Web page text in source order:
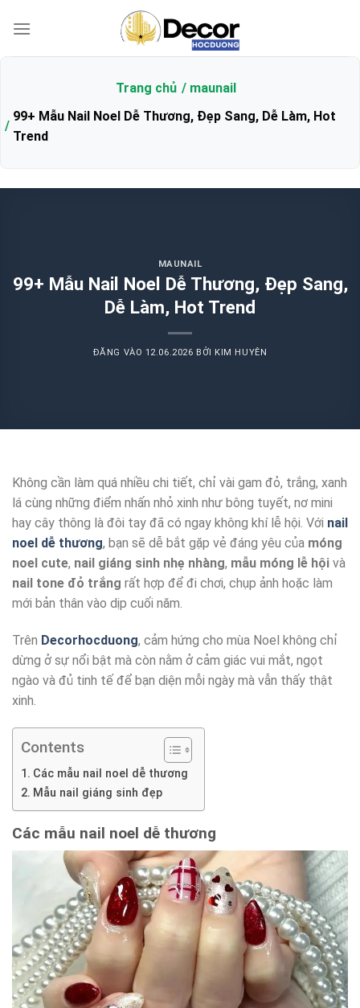
qua
Trang chủ
maunail
99+ Mẫu Nail Noel Dễ Thương, Đẹp Sang, Dễ Làm, Hot
Trend
MAUNAIL
99+ Mẫu Nail Noel Dễ Thương, Đẹp Sang,
Dễ Làm, Hot Trend
ĐĂNG VÀO 12.06.2026 BỞI KIM HUYÊN
Không cần làm quá nhiều chi tiết, chỉ vài gam đỏ, trắng, xanh
lá cùng những điểm nhấn nhỏ xinh như bông tuyết, nơ mini
hay cây thông là đôi tay đã có ngay không khí lễ hội. Với nail
noel dễ thương, bạn sẽ dễ bắt gặp vẻ đáng yêu của móng
noel cute, nail giáng sinh nhẹ nhàng, mẫu móng lễ hội và
nail tone đỏ trắng rất hợp để đi chơi, chụp ảnh hoặc làm
mới bản thân vào dịp cuối năm.
Trên Decorhocduong, cảm hứng cho mùa Noel không chỉ
dừng ở sự nổi bật mà còn nằm ở cảm giác vui mắt, ngọt
ngào và đủ tinh tế để bạn diện mỗi ngày mà vẫn thấy thật
xinh.
Contents
Các mẫu nail noel dễ thương
Mẫu nail giáng sinh đẹp
Các mẫu nail noel dễ thương